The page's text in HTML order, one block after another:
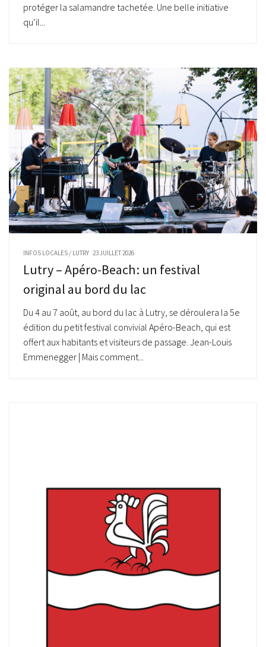
protéger la salamandre tachetée. Une belle initiative
qu’il...
INFOS LOCALES / LUTRY 23 JUILLET 2026
Lutry – Apéro-Beach : un festival
original au bord du lac
Du 4 au 7 août, au bord du lac à Lutry, se déroulera la 5e
édition du petit festival convivial Apéro-Beach, qui est
offert aux habitants et visiteurs de passage. Jean-Louis
Emmenegger | Mais comment...